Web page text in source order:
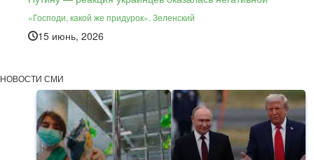
«Господи, какой же придурок». Зеленский
15 июнь, 2026
НОВОСТИ СМИ